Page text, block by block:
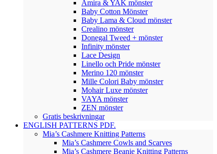
Amira & YAK mönster
Baby Cotton Mönster
Baby Lama & Cloud mönster
Crealino mönster
Donegal Tweed + mönster
Infinity mönster
Lace Design
Linello och Pride mönster
Merino 120 mönster
Mille Colori Baby mönster
Mohair Luxe mönster
VAYA mönster
ZEN mönster
Gratis beskrivningar
ENGLISH PATTERNS PDF.
Mia’s Cashmere Knitting Patterns
Mia’s Cashmere Cowls and Scarves
Mia’s Cashmere Beanie Knitting Patterns